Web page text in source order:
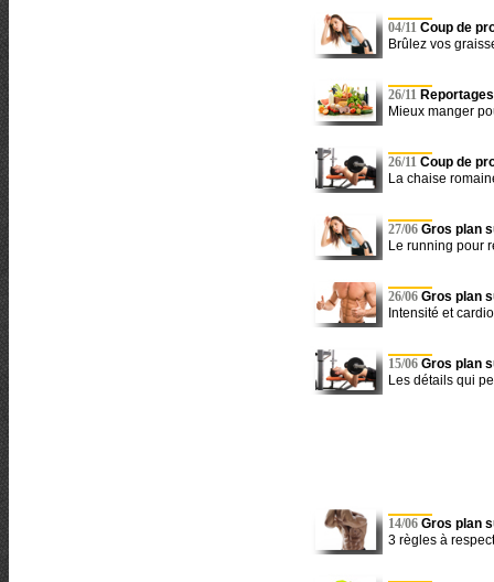
04/11 Coup de
Brûlez vos
26/11
Mieux manger
26/11 Coup de
La chaise
27/06 Gros plan
Le running pour
26/06 Gros plan
Intensité et
15/06 Gros plan
Les détails qui
14/06 Gros plan
3 règles à